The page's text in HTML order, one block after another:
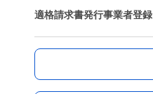
適格請求書発行事業者登録